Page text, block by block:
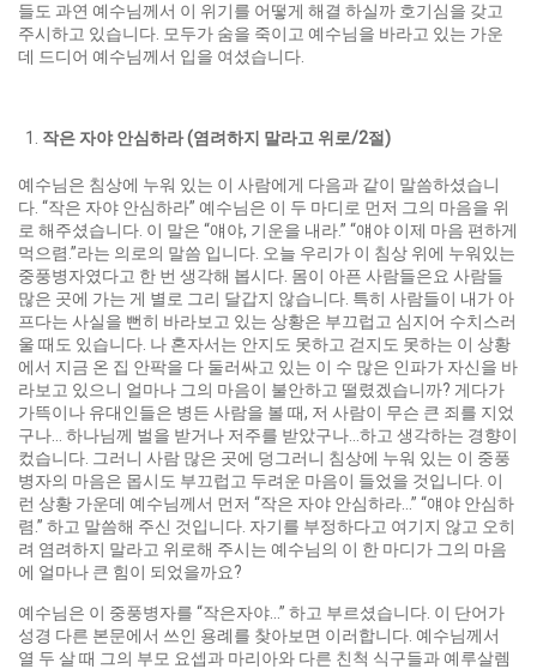
들도 과연 예수님께서 이 위기를 어떻게 해결 하실까 호기심을 갖고
주시하고 있습니다. 모두가 숨을 죽이고 예수님을 바라고 있는 가운
데 드디어 예수님께서 입을 여셨습니다.
작은 자야 안심하라(염려하지 말라고 위로/2절 )
예수님은 침상에 누워 있는 이 사람에게 다음과 같이 말씀하셨습니
다. “작은 자야 안심하라” 예수님은 이 두 마디로 먼저 그의 마음을 위
로 해주셨습니다. 이 말은 “얘야, 기운을 내라.” “얘야 이제 마음 편하게
먹으렴.”라는 의로의 말씀 입니다. 오늘 우리가 이 침상 위에 누워있는
중풍병자였다고 한 번 생각해 봅시다. 몸이 아픈 사람들은요 사람들
많은 곳에 가는 게 별로 그리 달갑지 않습니다. 특히 사람들이 내가 아
프다는 사실을 뻔히 바라보고 있는 상황은 부끄럽고 심지어 수치스러
울 때도 있습니다. 나 혼자서는 안지도 못하고 걷지도 못하는 이 상황
에서 지금 온 집 안팍을 다 둘러싸고 있는 이 수 많은 인파가 자신을 바
라보고 있으니 얼마나 그의 마음이 불안하고 떨렸겠습니까? 게다가
가뜩이나 유대인들은 병든 사람을 볼 때, 저 사람이 무슨 큰 죄를 지었
구나… 하나님께 벌을 받거나 저주를 받았구나…하고 생각하는 경향이
컸습니다. 그러니 사람 많은 곳에 덩그러니 침상에 누워 있는 이 중풍
병자의 마음은 몹시도 부끄럽고 두려운 마음이 들었을 것입니다. 이
런 상황 가운데 예수님께서 먼저 “작은 자야 안심하라…” “얘야 안심하
렴.” 하고 말씀해 주신 것입니다. 자기를 부정하다고 여기지 않고 오히
려 염려하지 말라고 위로해 주시는 예수님의 이 한 마디가 그의 마음
에 얼마나 큰 힘이 되었을까요?
예수님은 이 중풍병자를 “작은자야…” 하고 부르셨습니다. 이 단어가
성경 다른 본문에서 쓰인 용례를 찾아보면 이러합니다. 예수님께서
열 두 살 때 그의 부모 요셉과 마리아와 다른 친척 식구들과 예루살렘